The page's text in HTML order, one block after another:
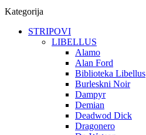
Kategorija
STRIPOVI
LIBELLUS
Alamo
Alan Ford
Biblioteka Libellus
Burleskni Noir
Dampyr
Demian
Deadwod Dick
Dragonero